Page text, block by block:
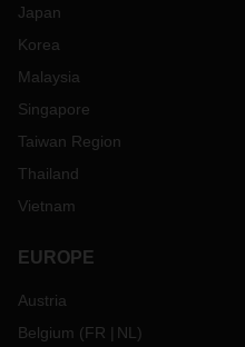
Japan
Korea
Malaysia
Singapore
Taiwan Region
Thailand
Vietnam
EUROPE
Austria
Belgium (FR NL )